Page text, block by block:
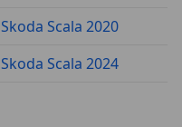
Skoda Scala 2020
Skoda Scala 2024